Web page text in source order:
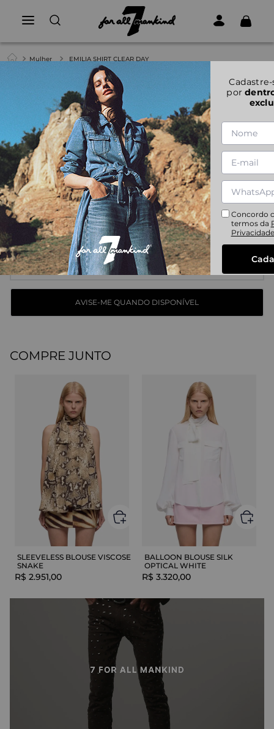
Mulher EMILIA SHIRT CLEAR DAY
EMILIA SHIRT CLEAR DAY
XS S M L XL
COMPRE JUNTO
SLEEVELESS BLOUSE VISCOSE
SNAKE
R$ 2.951,00
BALLOON BLOUSE SILK
OPTICAL WHITE
R$ 3.320,00
por
Concordo
termos da
Privacidade